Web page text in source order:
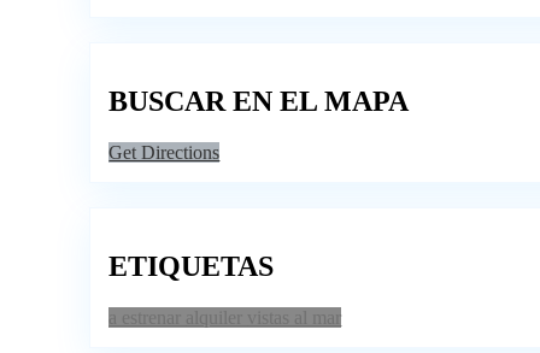
BUSCAR EN EL MAPA
Get Directions
ETIQUETAS
a estrenar alquiler vistas al mar